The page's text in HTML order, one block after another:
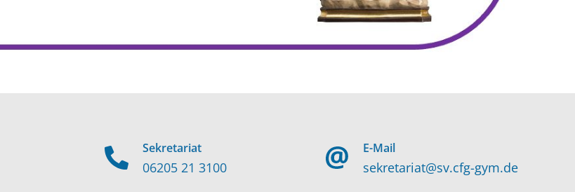
Sekretariat
06205 21 3100
E-Mail
sekretariat@sv.cfg-gym.de